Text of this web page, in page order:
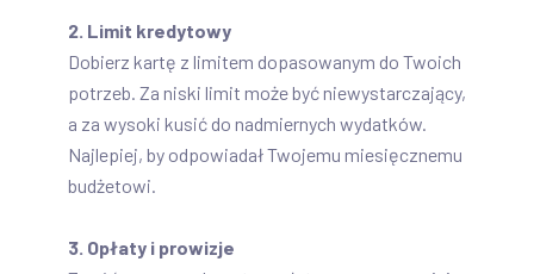
2. Limit kredytowy
Dobierz kartę z limitem dopasowanym do Twoich
potrzeb. Za niski limit może być niewystarczający,
a za wysoki kusić do nadmiernych wydatków.
Najlepiej, by odpowiadał Twojemu miesięcznemu
budżetowi.
3. Opłaty i prowizje